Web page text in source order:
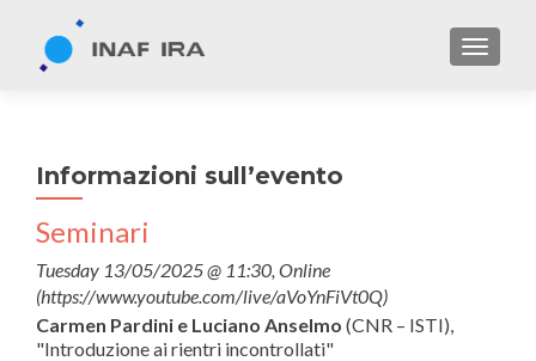
Informazioni sull’evento
Seminari
Tuesday 13/05/2025 @ 11:30, Online
(https://www.youtube.com/live/aVoYnFiVt0Q)
Carmen Pardini e Luciano Anselmo (CNR – ISTI),
"Introduzione ai rientri incontrollati"